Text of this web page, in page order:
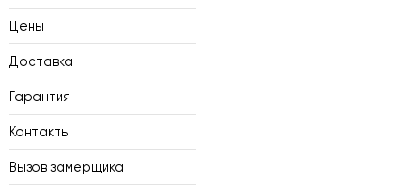
Цены
Доставка
Гарантия
Контакты
Вызов замерщика